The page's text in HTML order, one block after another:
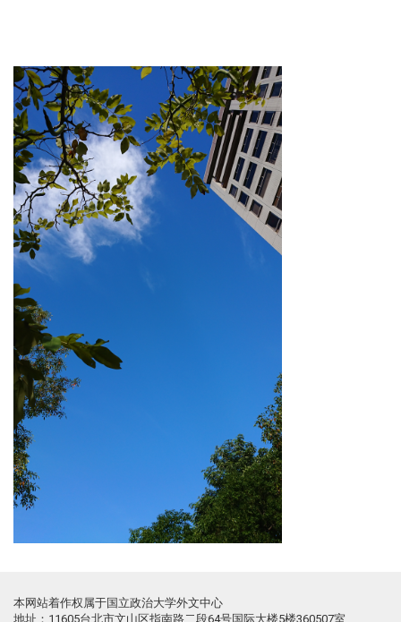
本网站着作权属于国立政治大学外文中心
地址：11605台北市文山区指南路二段64号国际大楼5楼360507室